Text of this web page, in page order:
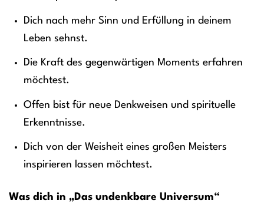
Dich nach mehr Sinn und Erfüllung in deinem
Leben sehnst.
Die Kraft des gegenwärtigen Moments erfahren
möchtest.
Offen bist für neue Denkweisen und spirituelle
Erkenntnisse.
Dich von der Weisheit eines großen Meisters
inspirieren lassen möchtest.
Was dich in „Das undenkbare Universum“